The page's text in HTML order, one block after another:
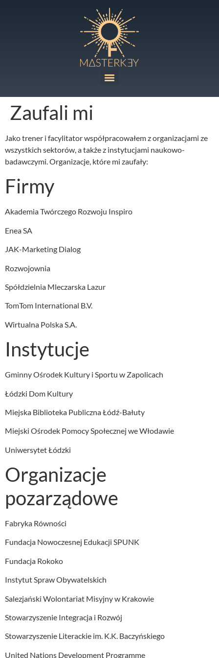
Zaufali mi
Jako trener i facylitator współpracowałem z organizacjami ze
wszystkich sektorów, a także z instytucjami naukowo-
badawczymi. Organizacje, które mi zaufały:
Firmy
Akademia Twórczego Rozwoju Inspiro
Enea SA
JAK-Marketing Dialog
Rozwojownia
Spółdzielnia Mleczarska Lazur
TomTom International B.V.
Wirtualna Polska S.A.
Instytucje
Gminny Ośrodek Kultury i Sportu w Zapolicach
Łódzki Dom Kultury
Miejska Biblioteka Publiczna Łódź-Bałuty
Miejski Ośrodek Pomocy Społecznej we Włodawie
Uniwersytet Łódzki
Organizacje
pozarządowe
Fabryka Równości
Fundacja Nowoczesnej Edukacji SPUNK
Fundacja Rokoko
Instytut Spraw Obywatelskich
Salezjański Wolontariat Misyjny w Krakowie
Stowarzyszenie Integracja i Rozwój
Stowarzyszenie Literackie im. K.K. Baczyńskiego
United Nations Development Programme